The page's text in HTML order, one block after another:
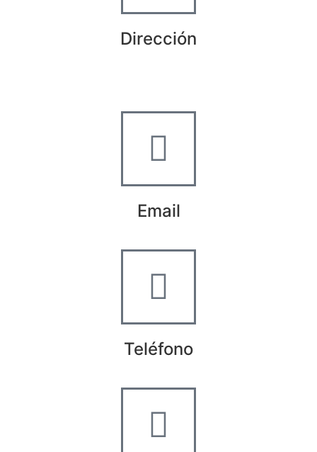
Dirección
Email
Teléfono